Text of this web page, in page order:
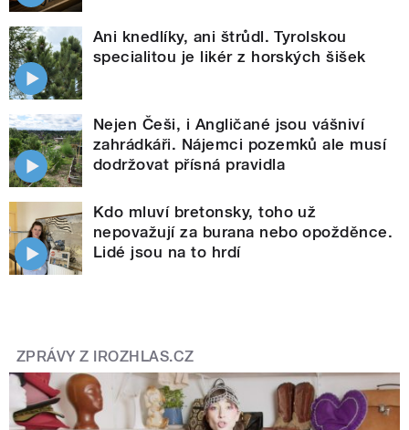
Ani knedlíky, ani štrůdl. Tyrolskou
specialitou je likér z horských šišek
Nejen Češi, i Angličané jsou vášniví
zahrádkáři. Nájemci pozemků ale musí
dodržovat přísná pravidla
Kdo mluví bretonsky, toho už
nepovažují za burana nebo opožděnce.
Lidé jsou na to hrdí
ZPRÁVY Z IROZHLAS.CZ